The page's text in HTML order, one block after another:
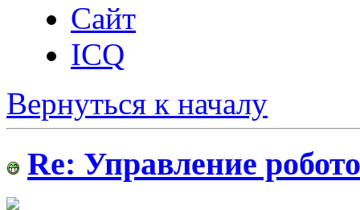
Сайт
ICQ
Вернуться к началу
Re: Управление